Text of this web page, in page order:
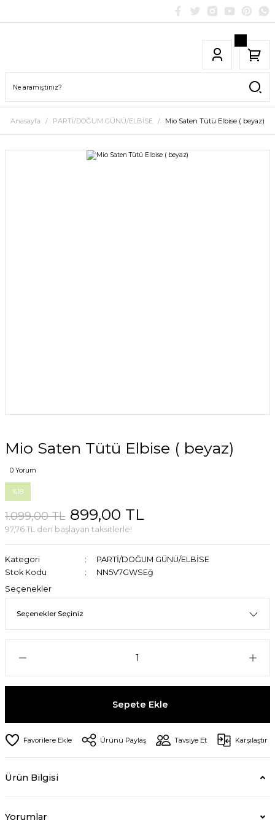
Anasayfa PARTİ/DOĞUM GÜNÜ/ELBİSE Mio Saten Tütü Elbise ( beyaz)
Mio Saten Tütü Elbise ( beyaz)
0 Yorum
%18
1.099,00 TL 899,00 TL
97,76 TL den başlayan taksitlerle!
Kategori
PARTİ/DOĞUM GÜNÜ/ELBİSE
Stok Kodu
NN5V7GWSEğ
Seçenekler
Sepete Ekle
Ürünü Paylaş Tavsiye Et Karşılaştır
Ürün Bilgisi
Yorumlar